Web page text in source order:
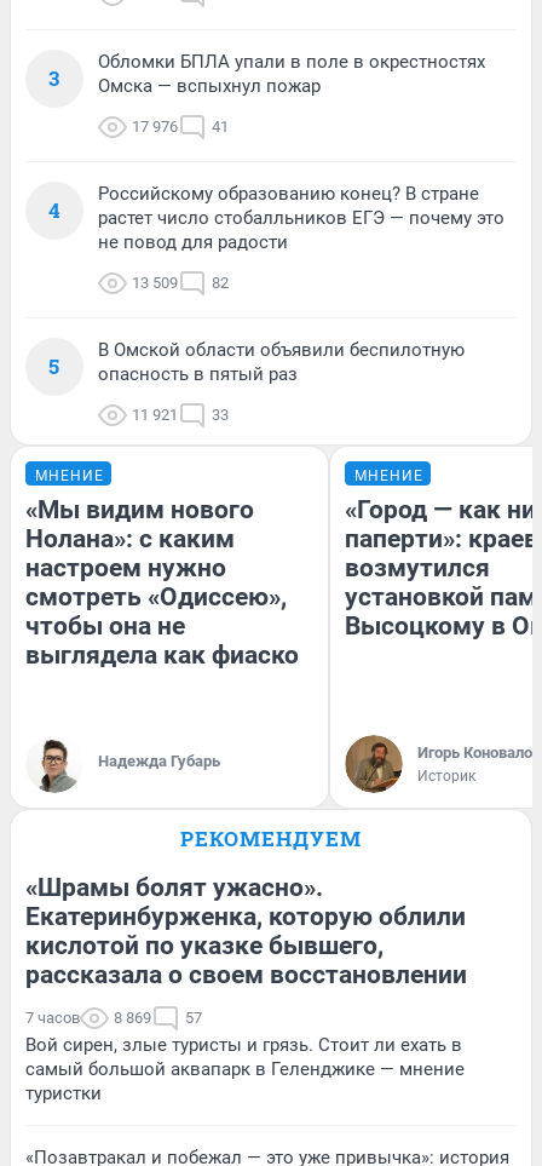
3
Обломки БПЛА упали в поле в окрестностях
Омска — вспыхнул пожар
17 976 41
4
Российскому образованию конец? В стране
растет число стобалльников ЕГЭ — почему это
не повод для радости
13 509 82
5
В Омской области объявили беспилотную
опасность в пятый раз
11 921 33
МНЕНИЕ
«Мы видим нового
Нолана»: с каким
настроем нужно
смотреть «Одиссею»,
чтобы она не
выглядела как фиаско
Надежда Губарь
МНЕНИЕ
«Город — как
паперти»:
возмутился
установкой
Высоцкому в
Игорь Коновалов
Историк
РЕКОМЕНДУЕМ
«Шрамы болят ужасно».
Екатеринбурженка, которую облили
кислотой по указке бывшего,
рассказала о своем восстановлении
7 часов 8 869 57
Вой сирен, злые туристы и грязь. Стоит ли ехать в
самый большой аквапарк в Геленджике — мнение
туристки
«Позавтракал и побежал — это уже привычка»: история